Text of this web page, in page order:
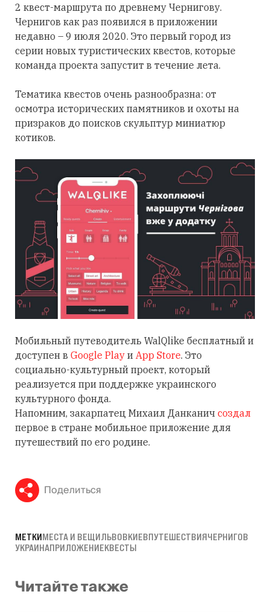
2 квест-маршрута по древнему Чернигову.
Чернигов как раз появился в приложении
недавно – 9 июля 2020. Это первый город из
серии новых туристических квестов, которые
команда проекта запустит в течение лета.
Тематика квестов очень разнообразна: от
осмотра исторических памятников и охоты на
призраков до поисков скульптур миниатюр
котиков.
Мобильный путеводитель WalQlike бесплатный и
доступен в Google Play и App Store. Это
социально-культурный проект, который
реализуется при поддержке украинского
культурного фонда.
Напомним, закарпатец Михаил Данканич создал
первое в стране мобильное приложение для
путешествий по его родине.
Поделиться
МЕТКИМЕСТА И ВЕЩИЛЬВОВКИЕВПУТЕШЕСТВИЯЧЕРНИГОВ
УКРАИНАПРИЛОЖЕНИЕКВЕСТЫ
Читайте также